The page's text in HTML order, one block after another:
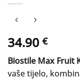
34.90 €
Biostile Max Fruit
vaše tijelo,